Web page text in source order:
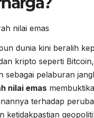
dunia kini beralih
kripto seperti
sebagai pelaburan
nilai emas
terhadap
ketidakpastian